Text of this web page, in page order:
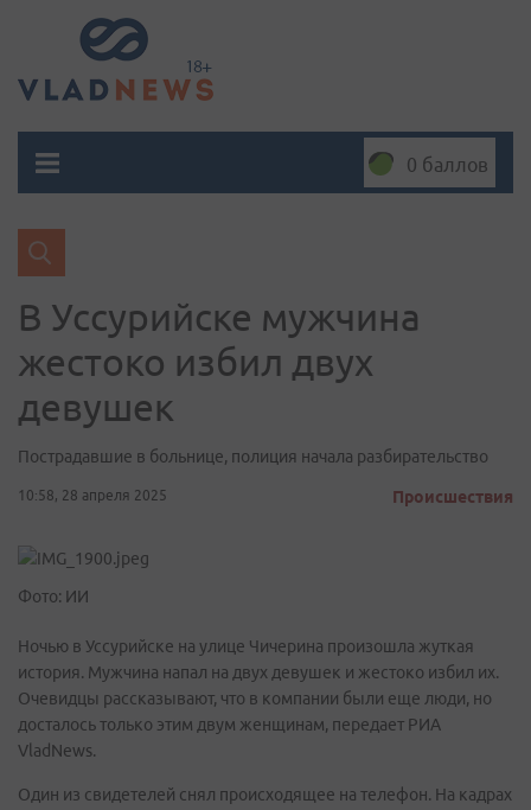
0 баллов
В Уссурийске мужчина
жестоко избил двух
девушек
Пострадавшие в больнице, полиция начала разбирательство
10:58, 28 апреля 2025 Происшествия
Фото: ИИ
Ночью в Уссурийске на улице Чичерина произошла жуткая
история. Мужчина напал на двух девушек и жестоко избил их.
Очевидцы рассказывают, что в компании были еще люди, но
досталось только этим двум женщинам, передает РИА
VladNews.
Один из свидетелей снял происходящее на телефон. На кадрах